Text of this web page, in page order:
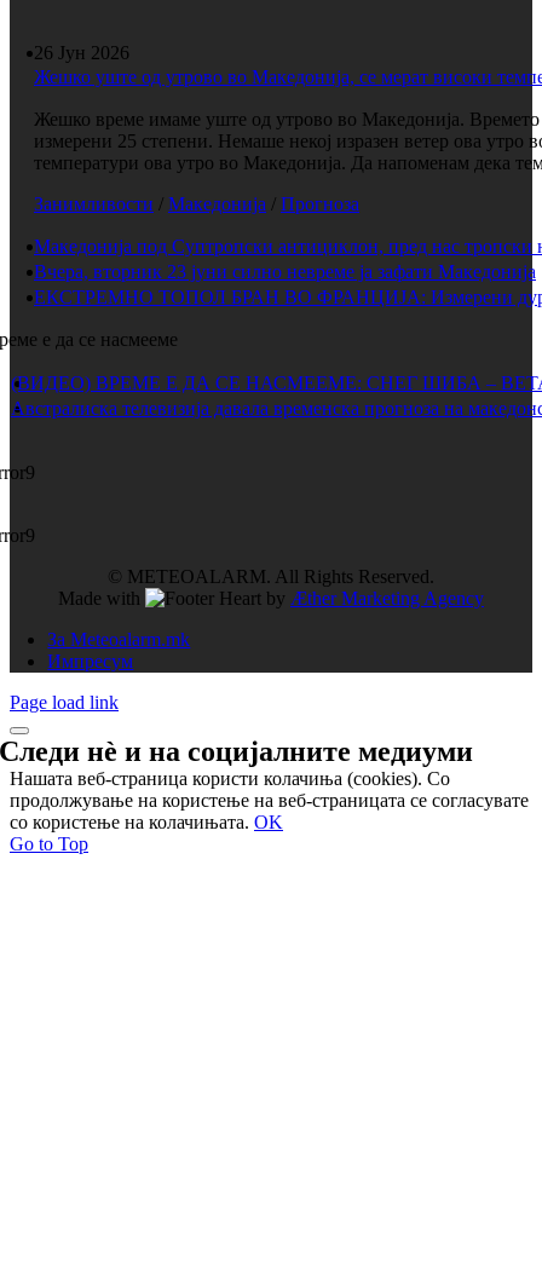
26 Јун 2026
Жешко уште од утрово во Македонија, се мерат високи
Жешко време имаме уште од утрово во Македонија. Времето
измерени 25 степени. Немаше некој изразен ветер ова
температури ова утро во Македонија. Да напоменам дека
Занимливости / Македонија / Прогноза
Македонија под Суптропски антициклон, пред нас тропски
Вчера, вторник 23 јуни силно невреме ја зафати Македонија
ЕКСТРЕМНО ТОПОЛ БРАН ВО ФРАНЦИЈА: Измерени дури
е да се насмееме
(ВИДЕО) ВРЕМЕ Е ДА СЕ НАСМЕЕМЕ: СНЕГ ШИБА –
Австралиска телевизија давала временска прогноза на
© METEOALARM. All Rights Reserved.
Made with
by Æther Marketing Agency
За Meteoalarm.mk
Импресум
Page load link
Следи нѐ и насоцијалните медиуми
Нашата веб-страница користи колачиња (cookies). Со
продолжување на користење на веб-страницата се согласувате
со користење на колачињата. OK
Go to Top